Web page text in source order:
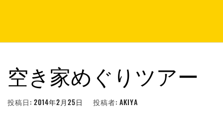
空き家めぐりツアー
投稿日: 2014年2月25日 投稿者: AKIYA